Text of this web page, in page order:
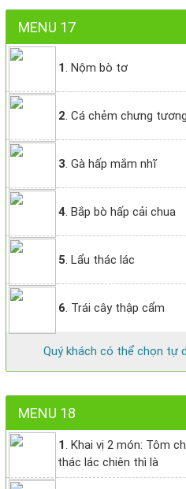
MENU 17
1. Nộm bò tơ
2. Cá chẻm chưng tương
3. Gà hấp mắm nhĩ
4. Bắp bò hấp cải chua
5. Lẩu thác lác
6. Trái cây thập cẩm
Quý khách có thể chọn tự
MENU 18
1. Khai vị 2 món: Tôm
thác lác chiên thì là